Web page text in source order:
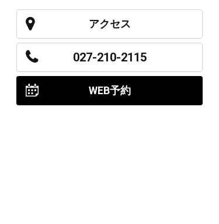
アクセス
027-210-2115
WEB予約